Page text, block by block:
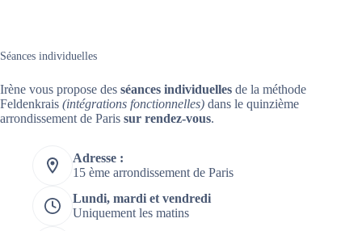
Séances individuelles
Irène vous propose des séances individuelles de la méthode
Feldenkrais (intégrations fonctionnelles) dans le quinzième
arrondissement de Paris sur rendez-vous.
Adresse :
15 ème arrondissement de Paris
Lundi, mardi et vendredi
Uniquement les matins